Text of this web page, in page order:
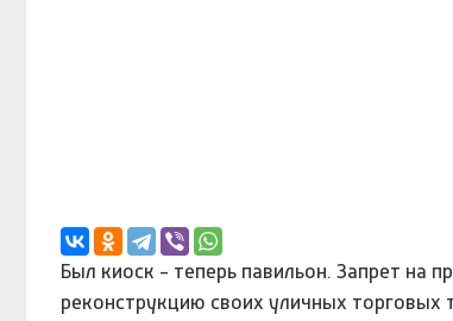
Был киоск - теперь павильон. Запрет на
реконструкцию своих уличных торговых